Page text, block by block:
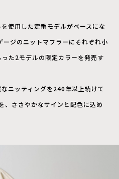
使用した定番モデルがベースにな
ジのニットマフラーにそれぞれ小
た2モデルの限定カラーを発売す
ニッティングを240年以上続けて
、ささやかなサインと配色に込め